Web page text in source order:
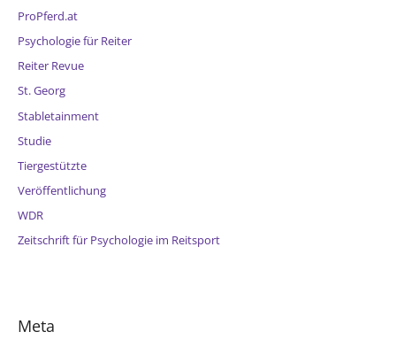
ProPferd.at
Psychologie für Reiter
Reiter Revue
St. Georg
Stabletainment
Studie
Tiergestützte
Veröffentlichung
WDR
Zeitschrift für Psychologie im Reitsport
Meta